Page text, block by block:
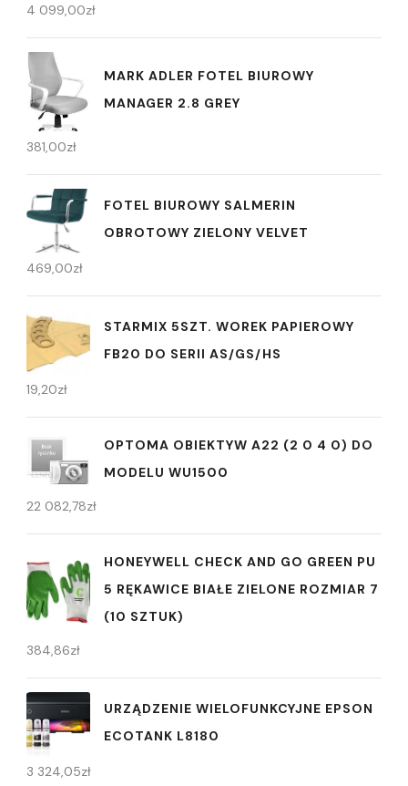
4 099,00zł
MARK ADLER FOTEL BIUROWY
MANAGER 2.8 GREY
381,00zł
FOTEL BIUROWY SALMERIN
OBROTOWY ZIELONY VELVET
469,00zł
STARMIX 5SZT. WOREK PAPIEROWY
FB20 DO SERII AS/GS/HS
19,20zł
OPTOMA OBIEKTYW A22 (2 0 4 0) DO
MODELU WU1500
22 082,78zł
HONEYWELL CHECK AND GO GREEN PU
5 RĘKAWICE BIAŁE ZIELONE ROZMIAR 7
(10 SZTUK)
384,86zł
URZĄDZENIE WIELOFUNKCYJNE EPSON
ECOTANK L8180
3 324,05zł